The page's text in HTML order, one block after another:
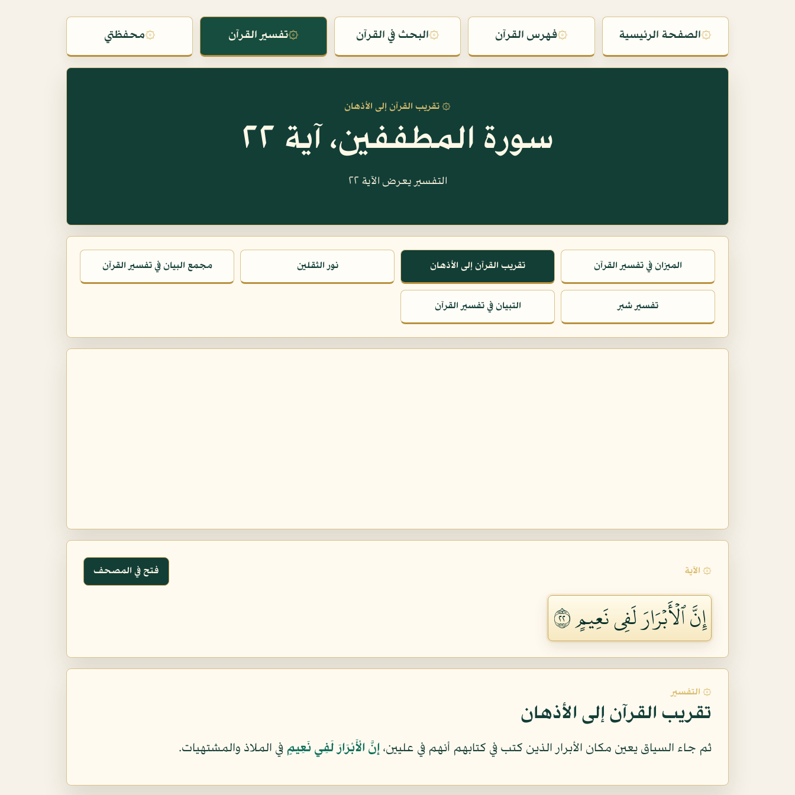
۞الصفحة الرئيسية ۞فهرس القرآن ۞البحث في القرآن ۞تفسير القرآن ۞محفظتي
۞ تقريب القرآن إلى الأذهان
سورة المطففين، آية ٢٢
التفسير يعرض الآية ٢٢
الميزان في تفسير القرآن تقريب القرآن إلى الأذهان نور الثقلين مجمع البيان في تفسير القرآن
تفسير شبر التبيان في تفسير القرآن
۞ الآية فتح في المصحف
إِنَّ ٱلۡأَبۡرَارَ لَفِي نَعِيمٍ ٢٢
۞ التفسير
تقريب القرآن إلى الأذهان
ثم جاء السياق يعين مكان الأبرار الذين كتب في كتابهم أنهم في عليين، إِنَّ الْأَبْرَارَ لَفِي نَعِيمٍ في الملاذ والمشتهيات.